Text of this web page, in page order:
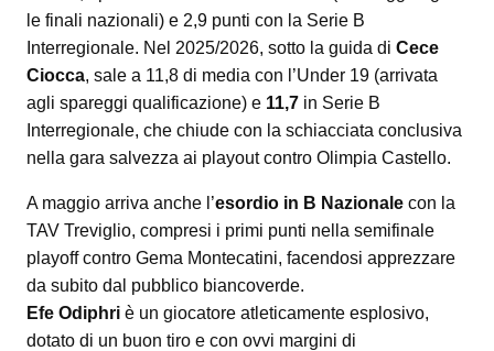
le finali nazionali) e 2,9 punti con la Serie B
Interregionale. Nel 2025/2026, sotto la guida di Cece
Ciocca, sale a 11,8 di media con l’Under 19 (arrivata
agli spareggi qualificazione) e 11,7 in Serie B
Interregionale, che chiude con la schiacciata conclusiva
nella gara salvezza ai playout contro Olimpia Castello.
A maggio arriva anche l’esordio in B Nazionale con la
TAV Treviglio, compresi i primi punti nella semifinale
playoff contro Gema Montecatini, facendosi apprezzare
da subito dal pubblico biancoverde.
Efe Odiphri è un giocatore atleticamente esplosivo,
dotato di un buon tiro e con ovvi margini di